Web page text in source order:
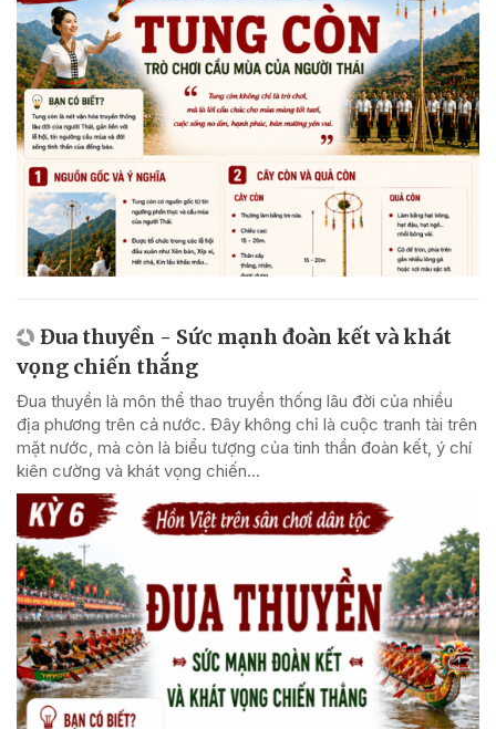
Đua thuyền - Sức mạnh đoàn kết và khát
vọng chiến thắng
Đua thuyền là môn thể thao truyền thống lâu đời của nhiều
địa phương trên cả nước. Đây không chỉ là cuộc tranh tài trên
mặt nước, mà còn là biểu tượng của tinh thần đoàn kết, ý chí
kiên cường và khát vọng chiến...